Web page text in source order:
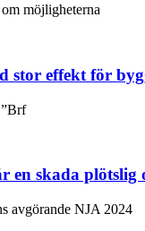
möjligheterna
stor effekt för
skada plötslig
avgörande NJA 2024